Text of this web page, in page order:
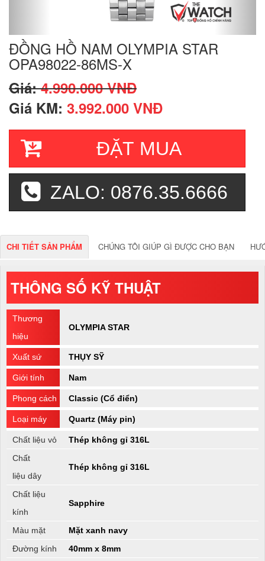
ĐỒNG HỒ NAM OLYMPIA STAR
OPA98022-86MS-X
Giá:4.990.000 VNĐ
Giá KM: 3.992.000 VNĐ
ĐẶT MUA
ZALO: 0876.35.6666
CHI TIẾT SẢN PHẨM CHÚNG TÔI GIÚP GÌ ĐƯỢC CHO BẠN
THÔNG SỐ KỸ THUẬT
Thương
hiệu
OLYMPIA STAR
Xuất sứ THỤY SỸ
Giới tính Nam
Phong cách Classic (Cổ điển)
Loại máy Quartz (Máy pin)
Chất liệu vỏ
Thép không gỉ 316L
Chất
liệu dây
Thép không gỉ 316L
Chất liệu
kính
Sapphire
Màu mặt
Mặt xanh navy
Đường kính
40mm x 8mm